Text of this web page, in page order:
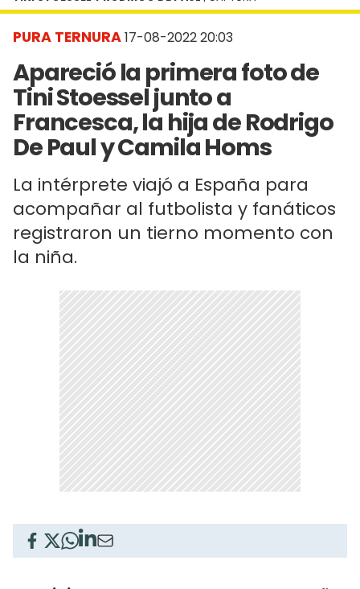
PURA TERNURA17-08-2022 20:03
Apareció la primera foto de
Tini Stoessel junto a
Francesca, la hija de Rodrigo
De Paul y Camila Homs
La intérprete viajó a España para
acompañar al futbolista y fanáticos
registraron un tierno momento con
la niña.